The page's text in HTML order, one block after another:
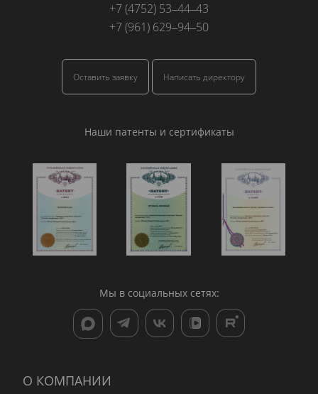
+7 (4752) 53‒44‒43
+7 (961) 629‒94‒50
Оставить заявку Написать директору
Наши патенты и сертификаты
Мы в социальных сетях:
О КОМПАНИИ